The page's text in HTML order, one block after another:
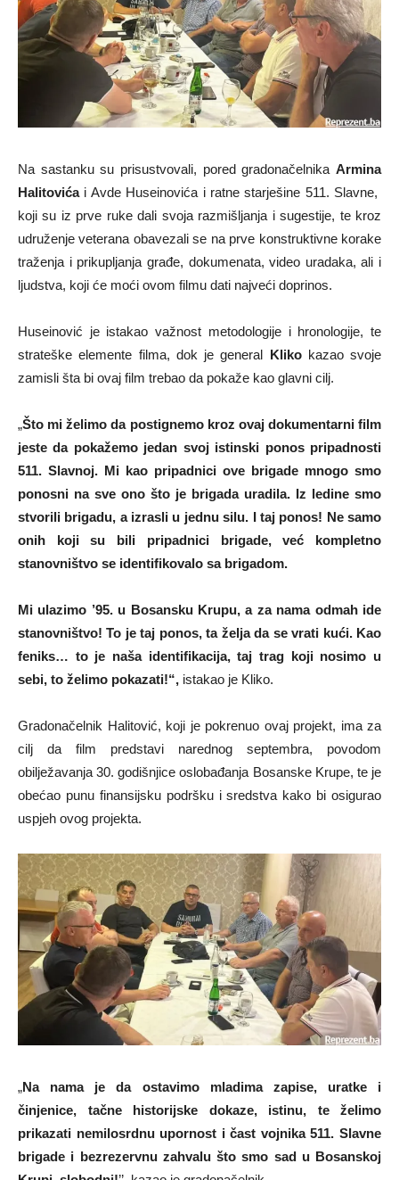
Na sastanku su prisustvovali, pored gradonačelnika Armina
Halitovićai Avde Huseinovića i ratne starješine 511. Slavne,
koji su iz prve ruke dali svoja razmišljanja i sugestije, te kroz
udruženje veterana obavezali se na prve konstruktivne korake
traženja i prikupljanja građe, dokumenata, video uradaka, ali i
ljudstva, koji će moći ovom filmu dati najveći doprinos.
Huseinović je istakao važnost metodologije i hronologije, te
strateške elemente filma, dok je general Klikokazao svoje
zamisli šta bi ovaj film trebao da pokaže kao glavni cilj.
„Što mi želimo da postignemo kroz ovaj dokumentarni film
jeste da pokažemo jedan svoj istinski ponos pripadnosti
511. Slavnoj. Mi kao pripadnici ove brigade mnogo smo
ponosni na sve ono što je brigada uradila. Iz ledine smo
stvorili brigadu, a izrasli u jednu silu. I taj ponos! Ne samo
onih koji su bili pripadnici brigade, već kompletno
stanovništvo se identifikovalo sa brigadom.
Mi ulazimo ’95. u Bosansku Krupu, a za nama odmah ide
stanovništvo! To je taj ponos, ta želja da se vrati kući. Kao
feniks… to je naša identifikacija, taj trag koji nosimo u
sebi, to želimo pokazati!“, istakao je Kliko.
Gradonačelnik Halitović, koji je pokrenuo ovaj projekt, ima za
cilj da film predstavi narednog septembra, povodom
obilježavanja 30. godišnjice oslobađanja Bosanske Krupe, te je
obećao punu finansijsku podršku i sredstva kako bi osigurao
uspjeh ovog projekta.
„Na nama je da ostavimo mladima zapise, uratke i
činjenice, tačne historijske dokaze, istinu, te želimo
prikazati nemilosrdnu upornost i čast vojnika 511. Slavne
brigade i bezrezervnu zahvalu što smo sad u Bosanskoj